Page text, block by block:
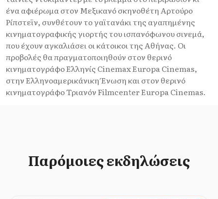
ένα αφιέρωμα στον Μεξικανό σκηνοθέτη Αρτούρο
Ρίπστεϊν, συνθέτουν το γαϊτανάκι της αγαπημένης
κινηματογραφικής γιορτής του ισπανόφωνου σινεμά,
που έχουν αγκαλιάσει οι κάτοικοι της Αθήνας. Οι
προβολές θα πραγματοποιηθούν στον θερινό
κινηματογράφο Ελληνίς Cinemax Europa Cinemas,
στην Ελληνοαμερικάνικη Ένωση και στον θερινό
κινηματογράφο Τριανόν Filmcenter Europa Cinemas.
Παρόμοιες εκδηλώσεις